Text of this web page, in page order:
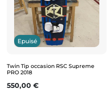
Epuisé
Twin Tip occasion RSC Supreme
PRO 2018
Prix
550,00 €